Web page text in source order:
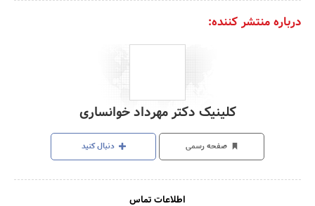
درباره منتشر کننده:
کلینیک دکتر مهرداد خوانساری
صفحه رسمی دنبال کنید
اطلاعات تماس